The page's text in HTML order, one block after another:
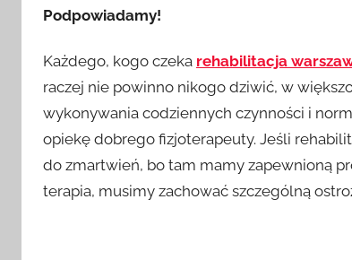
Podpowiadamy!
Każdego, kogo czeka rehabilitacja
raczej nie powinno nikogo dziwić, w
wykonywania codziennych czynności i
opiekę dobrego fizjoterapeuty. Jeśli
do zmartwień, bo tam mamy zapewnioną
terapia, musimy zachować szczególną